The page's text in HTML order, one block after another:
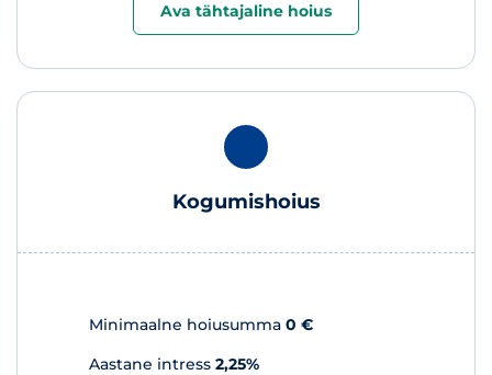
Ava tähtajaline hoius
Kogumishoius
Minimaalne hoiusumma 0 €
Aastane intress 2,25%